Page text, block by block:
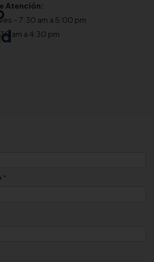
Atención:
- 7:30 am a 5:00 pm
am a 4:30 pm
*